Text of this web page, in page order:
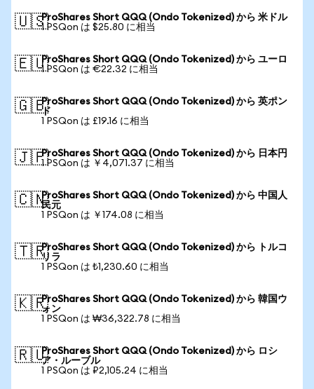
🇺🇸ProShares Short QQQ (Ondo Tokenized) から 米ドル
1 PSQon は $25.80 に相当
🇪🇺ProShares Short QQQ (Ondo Tokenized) から ユーロ
1 PSQon は €22.32 に相当
🇬🇧ProShares Short QQQ (Ondo Tokenized) から 英ポン
ド
1 PSQon は £19.16 に相当
🇯🇵ProShares Short QQQ (Ondo Tokenized) から 日本円
1 PSQon は ￥4,071.37 に相当
🇨🇳ProShares Short QQQ (Ondo Tokenized) から 中国人
民元
1 PSQon は ￥174.08 に相当
🇹🇷ProShares Short QQQ (Ondo Tokenized) から トルコ
リラ
1 PSQon は ₺1,230.60 に相当
🇰🇷ProShares Short QQQ (Ondo Tokenized) から 韓国ウ
ォン
1 PSQon は ₩36,322.78 に相当
🇷🇺ProShares Short QQQ (Ondo Tokenized) から ロシ
ア・ルーブル
1 PSQon は ₽2,105.24 に相当